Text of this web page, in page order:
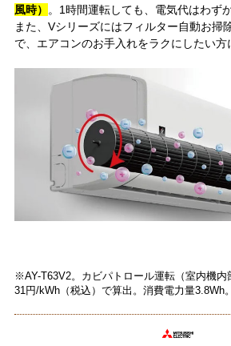
風時）
。1時間運転しても、電気代はわず
また、Vシリーズにはフィルター自動お掃
で、エアコンのお手入れをラクにしたい方
※AY-T63V2。カビパトロール運転（室内機内
31円/kWh（税込）で算出。消費電力量3.8Wh。